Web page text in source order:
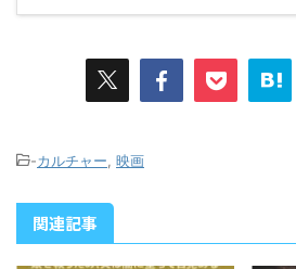
-カルチャー 映画
関連記事